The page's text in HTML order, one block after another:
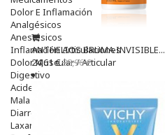
Dolor E Inflamación
Analgésicos
Anestésicos
Inflamación Articulaciones
Dolor Muscular / Articular
Digestivo
Acidez, Gases Y Ardores
Mala Digestion
Diarrea / Estreñimiento / Vómitos
Laxantes
ANTHELIOS BRUMA INVISIBLE...
24,61 €28,96 €